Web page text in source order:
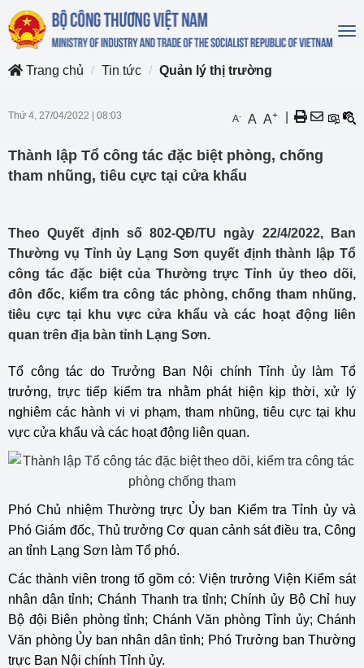
Trang chủ
Tin tức Quản lý thị trường
Thứ 4, 27/04/2022 08:03 A- A A+
Thành lập Tổ công tác đặc biệt phòng, chống
tham nhũng, tiêu cực tại cửa khẩu
Theo Quyết định số 802-QĐ/TU ngày 22/4/2022, Ban
Thường vụ Tỉnh ủy Lạng Sơn quyết định thành lập Tổ
công tác đặc biệt của Thường trực Tỉnh ủy theo dõi,
đôn đốc, kiểm tra công tác phòng, chống tham nhũng,
tiêu cực tại khu vực cửa khẩu và các hoạt động liên
quan trên địa bàn tỉnh Lạng Sơn.
Tổ công tác do Trưởng Ban Nội chính Tỉnh ủy làm Tổ
trưởng, trực tiếp kiểm tra nhằm phát hiện kịp thời, xử lý
nghiêm các hành vi vi phạm, tham nhũng, tiêu cực tại khu
vực cửa khẩu và các hoạt động liên quan.
Phó Chủ nhiệm Thường trực Ủy ban Kiểm tra Tỉnh ủy và
Phó Giám đốc, Thủ trưởng Cơ quan cảnh sát điều tra, Công
an tỉnh Lạng Sơn làm Tổ phó.
Các thành viên trong tổ gồm có: Viện trưởng Viện Kiểm sát
nhân dân tỉnh; Chánh Thanh tra tỉnh; Chính ủy Bộ Chỉ huy
Bộ đội Biên phòng tỉnh; Chánh Văn phòng Tỉnh ủy; Chánh
Văn phòng Ủy ban nhân dân tỉnh; Phó Trưởng ban Thường
trực Ban Nội chính Tỉnh ủy.